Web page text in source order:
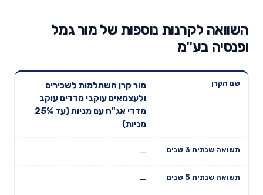
השוואה לקרנות נוספות של מור גמל
ופנסיה בע"מ
שנתית 3
תשואה
שנתית 5
שנים
שנתיים
מור קרן השתלמות לשכירים
ולעצמאים עוקבי מדדים עוקב
מדדי אג"ח עם מניות (עד 25%
מניות)
—
—